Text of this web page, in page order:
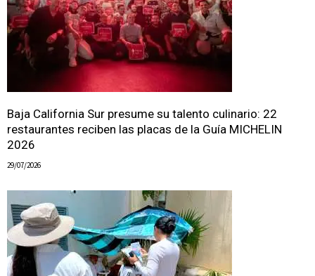
Baja California Sur presume su talento culinario: 22
restaurantes reciben las placas de la Guía MICHELIN
2026
29/07/2026